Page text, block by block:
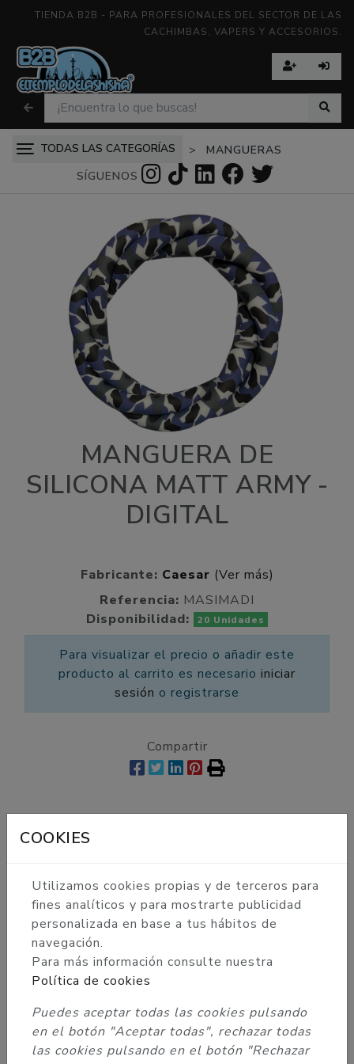
TIENDA B2B - PARA PROFESIONALES DEL SECTOR DE LAS
CACHIMBAS, VAPERS Y ACCESORIOS.
TODAS LAS CATEGORÍAS
MANGUERAS
SÍGUENOS
MANGUERA DE
SILICONA MATT ARMY -
DIGITAL
Fabricante: Caesar (Ver más)
Referencia: MASIMADI
Disponibilidad:
20 Unidades
Para visualizar el precio o añadir este
producto al carrito es necesario iniciar
sesión o registrarse
Compartir
ADJUNTOS
OPINIONES
Manguera de silicona marca Caesar con diseño
militar en tonos oscuros (Gris, Negro y Azul).
La manguera es muy flexible y está diseñada
para que tenga una fácil adaptación a la
COOKIES
Utilizamos cookies propias y de terceros para
fines analíticos y para mostrarte publicidad
personalizada en base a tus hábitos de
navegación.
Para más información consulte nuestra
Política de cookies
Puedes aceptar todas las cookies pulsando
en el botón "Aceptar todas", rechazar todas
las cookies pulsando en el botón "Rechazar